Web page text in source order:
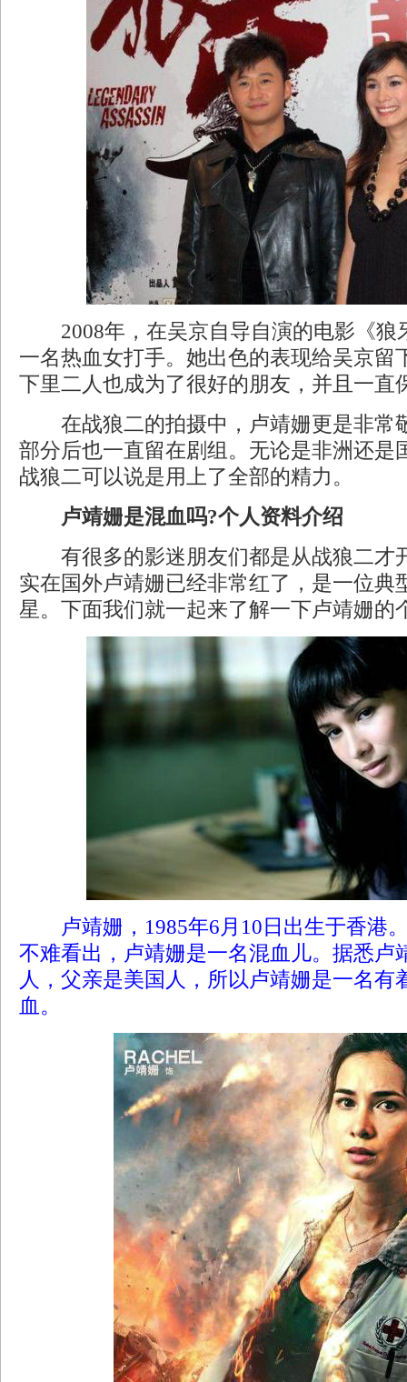
2008年，在吴京自导自演的电影《狼
一名热血女打手。她出色的表现给吴京留
下里二人也成为了很好的朋友，并且一直
在战狼二的拍摄中，卢靖姗更是非常
部分后也一直留在剧组。无论是非洲还是
战狼二可以说是用上了全部的精力。
卢靖姗是混血吗?个人资料介绍
有很多的影迷朋友们都是从战狼二才
实在国外卢靖姗已经非常红了，是一位典
星。下面我们就一起来了解一下卢靖姗的
卢靖姗，1985年6月10日出生于香港
不难看出，卢靖姗是一名混血儿。据悉卢
人，父亲是美国人，所以卢靖姗是一名有
血。